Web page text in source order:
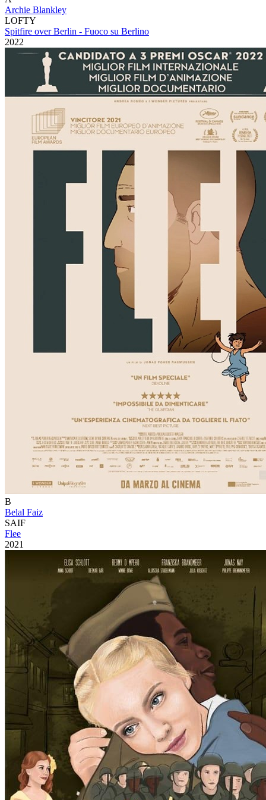
Archie Blankley
LOFTY
Spitfire over Berlin - Fuoco su Berlino
2022
B
Belal Faiz
SAIF
Flee
2021